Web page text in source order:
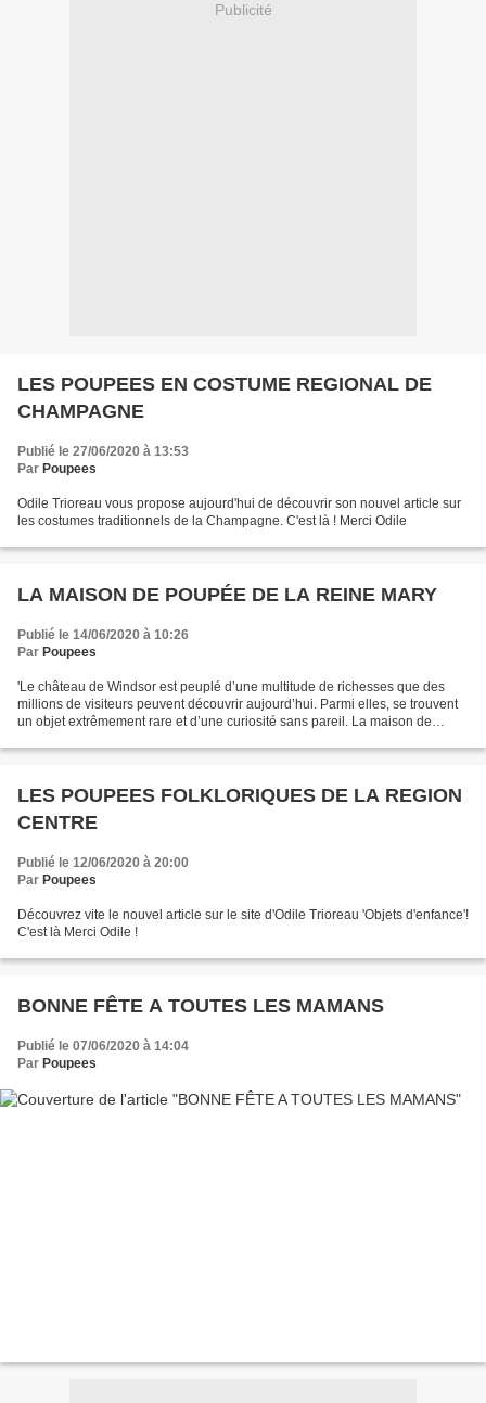
Publicité
LES POUPEES EN COSTUME REGIONAL DE
CHAMPAGNE
Publié le 27/06/2020 à 13:53
Par Poupees
Odile Trioreau vous propose aujourd'hui de découvrir son nouvel article sur
les costumes traditionnels de la Champagne. C'est là ! Merci Odile
LA MAISON DE POUPÉE DE LA REINE MARY
Publié le 14/06/2020 à 10:26
Par Poupees
'Le château de Windsor est peuplé d’une multitude de richesses que des
millions de visiteurs peuvent découvrir aujourd’hui. Parmi elles, se trouvent
un objet extrêmement rare et d’une curiosité sans pareil. La maison de
LES POUPEES FOLKLORIQUES DE LA REGION
CENTRE
Publié le 12/06/2020 à 20:00
Par Poupees
Découvrez vite le nouvel article sur le site d'Odile Trioreau 'Objets d'enfance'!
C'est là Merci Odile !
BONNE FÊTE A TOUTES LES MAMANS
Publié le 07/06/2020 à 14:04
Par Poupees